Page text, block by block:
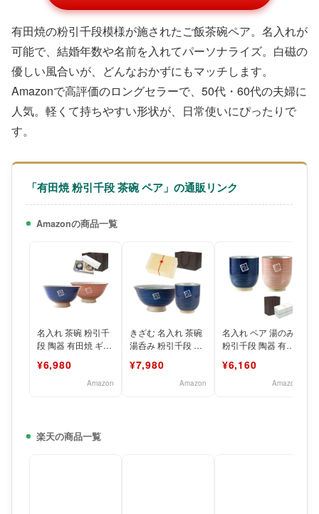
有田焼の粉引千段模様が施されたご飯茶碗ペア。名入れが
可能で、結婚年数や名前を入れてパーソナライズ。白磁の
優しい風合いが、どんなおかずにもマッチします。
Amazonで高評価のロングセラーで、50代・60代の夫婦に
人気。軽くて持ちやすい形状が、日常使いにぴったりで
す。
「有田焼 粉引千段 茶碗 ペア」の通販リンク
Amazonの商品一覧
名入れ 茶碗 粉引千
段 陶器 有田焼 ギフ
名前 おしゃれ
¥6,980
Amazon
きざむ 名入れ 茶碗
湯呑み 粉引千段 桐
有田焼 ギフト
¥7,980
Amazon
名入れ ペア 湯のみ
粉引千段 陶器 有田
ペアセット 落
¥6,160
Amazon
楽天の商品一覧